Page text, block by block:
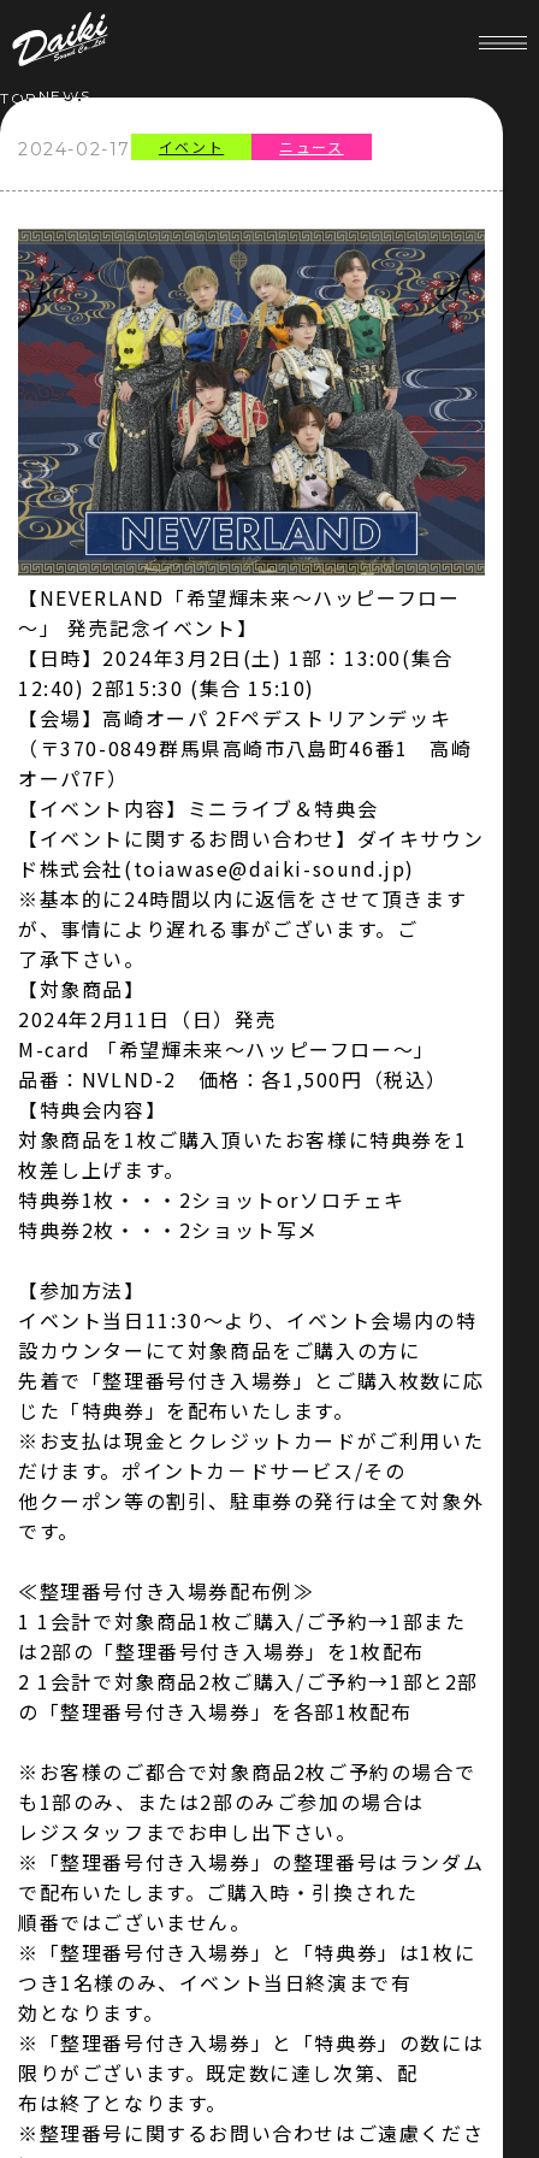
SNS
お問い合わせ
NEWS
SERVICE
COMPANY
RECRUIT
STORE
TOPNEWS
2024-02-17 イベント ニュース
【NEVERLAND「希望輝未来～ハッピーフロー
～」 発売記念イベント】
【日時】2024年3月2日(土) 1部：13:00(集合
12:40) 2部15:30 (集合 15:10)
【会場】高崎オーパ 2Fペデストリアンデッキ
（〒370-0849群馬県高崎市八島町46番1 高崎
オーパ7F）
【イベント内容】ミニライブ＆特典会
【イベントに関するお問い合わせ】ダイキサウン
ド株式会社(toiawase@daiki-sound.jp)
※基本的に24時間以内に返信をさせて頂きます
が、事情により遅れる事がございます。ご
了承下さい。
【対象商品】
2024年2月11日（日）発売
M-card 「希望輝未来～ハッピーフロー～」
品番：NVLND-2 価格：各1,500円（税込）
【特典会内容】
対象商品を1枚ご購入頂いたお客様に特典券を1
枚差し上げます。
特典券1枚・・・2ショットorソロチェキ
特典券2枚・・・2ショット写メ
【参加方法】
イベント当日11:30〜より、イベント会場内の特
設カウンターにて対象商品をご購入の方に
先着で「整理番号付き入場券」とご購入枚数に応
じた「特典券」を配布いたします。
※お支払は現金とクレジットカードがご利用いた
だけます。ポイントカ－ドサービス/その
他クーポン等の割引、駐車券の発行は全て対象外
です。
≪整理番号付き入場券配布例≫
1 1会計で対象商品1枚ご購入/ご予約→1部また
は2部の「整理番号付き入場券」を1枚配布
2 1会計で対象商品2枚ご購入/ご予約→1部と2部
の「整理番号付き入場券」を各部1枚配布
※お客様のご都合で対象商品2枚ご予約の場合で
も1部のみ、または2部のみご参加の場合は
レジスタッフまでお申し出下さい。
※「整理番号付き入場券」の整理番号はランダム
で配布いたします。ご購入時・引換された
順番ではございません。
※「整理番号付き入場券」と「特典券」は1枚に
つき1名様のみ、イベント当日終演まで有
効となります。
※「整理番号付き入場券」と「特典券」の数には
限りがございます。既定数に達し次第、配
布は終了となります。
※整理番号に関するお問い合わせはご遠慮くださ